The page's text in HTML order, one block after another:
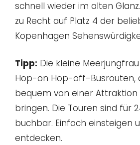
schnell wieder im alten
zu Recht auf Platz 4 der
Kopenhagen
Tipp: Die kleine
Hop-on Hop-off-Busrouten,
bequem von einer Attraktion
bringen. Die Touren sind für
buchbar. Einfach einsteigen
entdecken.